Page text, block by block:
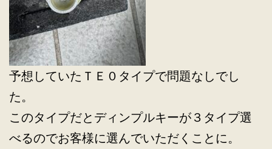
予想していたＴＥ０タイプで問題なしでし
た。
このタイプだとディンプルキーが３タイプ選
べるのでお客様に選んでいただくことに。